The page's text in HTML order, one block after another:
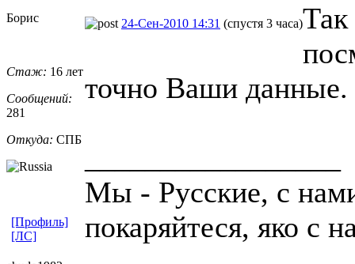
Борис
Стаж: 16 лет
Сообщений:
281
Откуда: СПБ
24-Сен-2010 14:31 (спустя 3 часа)
точно Ваши данные.
Мы - Русские, с
покаряйтеся, яко с
[Профиль]
[ЛС]